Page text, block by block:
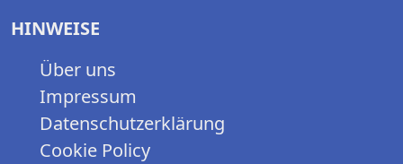
HINWEISE
Über uns
Impressum
Datenschutzerklärung
Cookie Policy